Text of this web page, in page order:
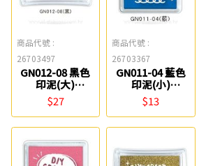
商品代號 :
26703497
GN012-08 黑色
印泥(大)
SEASON
$27
商品代號 :
26703367
GN011-04 藍色
印泥(小)
SEASON
$13